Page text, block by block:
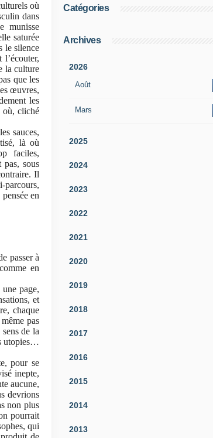
où
dans
munisse
saturée
le silence
la culture
que les
œuvres,
les
où, cliché
sauces,
là où
faciles,
sous
Il
parcours,
en
passer à
en
page,
et
chaque
pas
de la
utopies…
pour se
inepte,
aucune,
devrions
non plus
pourrait
qui
Catégories
Archives
2026
Août
Mars
2025
2024
2023
2022
2021
2020
2019
2018
2017
2016
2015
2014
2013